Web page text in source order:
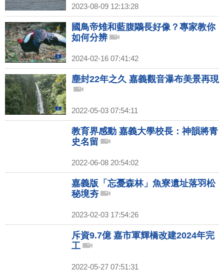
2023-08-09 12:13:28
國鳥帝雉和藍腹鷴長好像？專家教你
如何分辨
2024-02-16 07:41:42
塵封22年之久 嘉義觀音瀑布美景再現
2022-05-03 07:54:11
教育界感動 嘉義大學校長：神韻將青
史名留
2022-06-08 20:54:02
嘉義版「忘憂森林」魚寮遺址落羽松
秘境夯
2023-02-03 17:54:26
斥資9.7億 嘉市軍輝橋改建2024年完
工
2022-05-27 07:51:31